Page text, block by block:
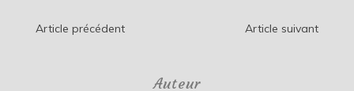
Navigation
Article précédent Article suivant
Auteur